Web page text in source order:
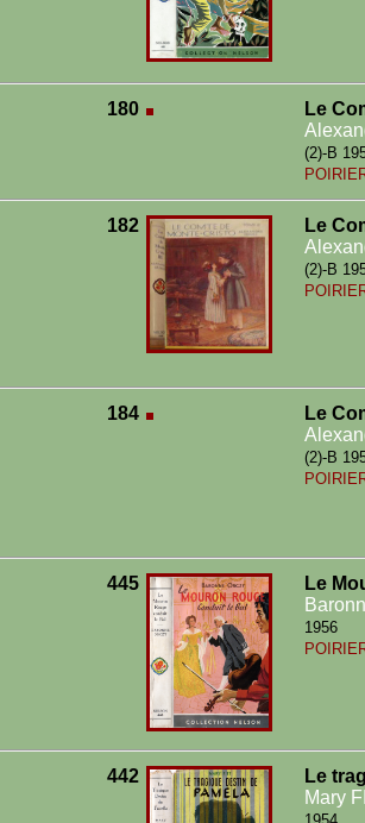
180
Le
(2)-B
182
Le
(2)-B
184
Le
(2)-B
445
Le
1956
442
Le
Mary